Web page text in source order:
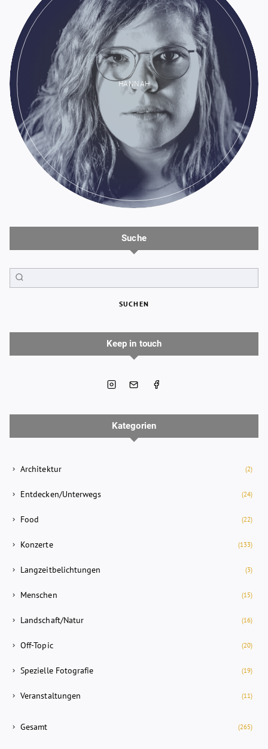
HANNAH
Suche
SUCHEN
Keep in touch
Kategorien
Architektur (2)
Entdecken/Unterwegs (24)
Food (22)
Konzerte (133)
Langzeitbelichtungen (3)
Menschen (15)
Landschaft/Natur (16)
Off-Topic (20)
Spezielle Fotografie (19)
Veranstaltungen (11)
Gesamt (265)